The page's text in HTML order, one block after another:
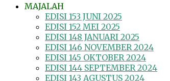
MAJALAH
EDISI 153 JUNI 2025
EDISI 152 MEI 2025
EDISI 148 JANUARI 2025
EDISI 146 NOVEMBER 2024
EDISI 145 OKTOBER 2024
EDISI 144 SEPTEMBER 2024
EDISI 143 AGUSTUS 2024